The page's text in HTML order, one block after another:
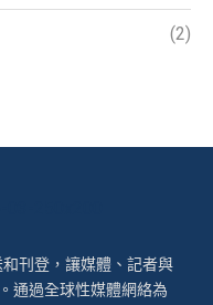
(2)
刊登，讓媒體、記者與
通過全球性媒體網絡為